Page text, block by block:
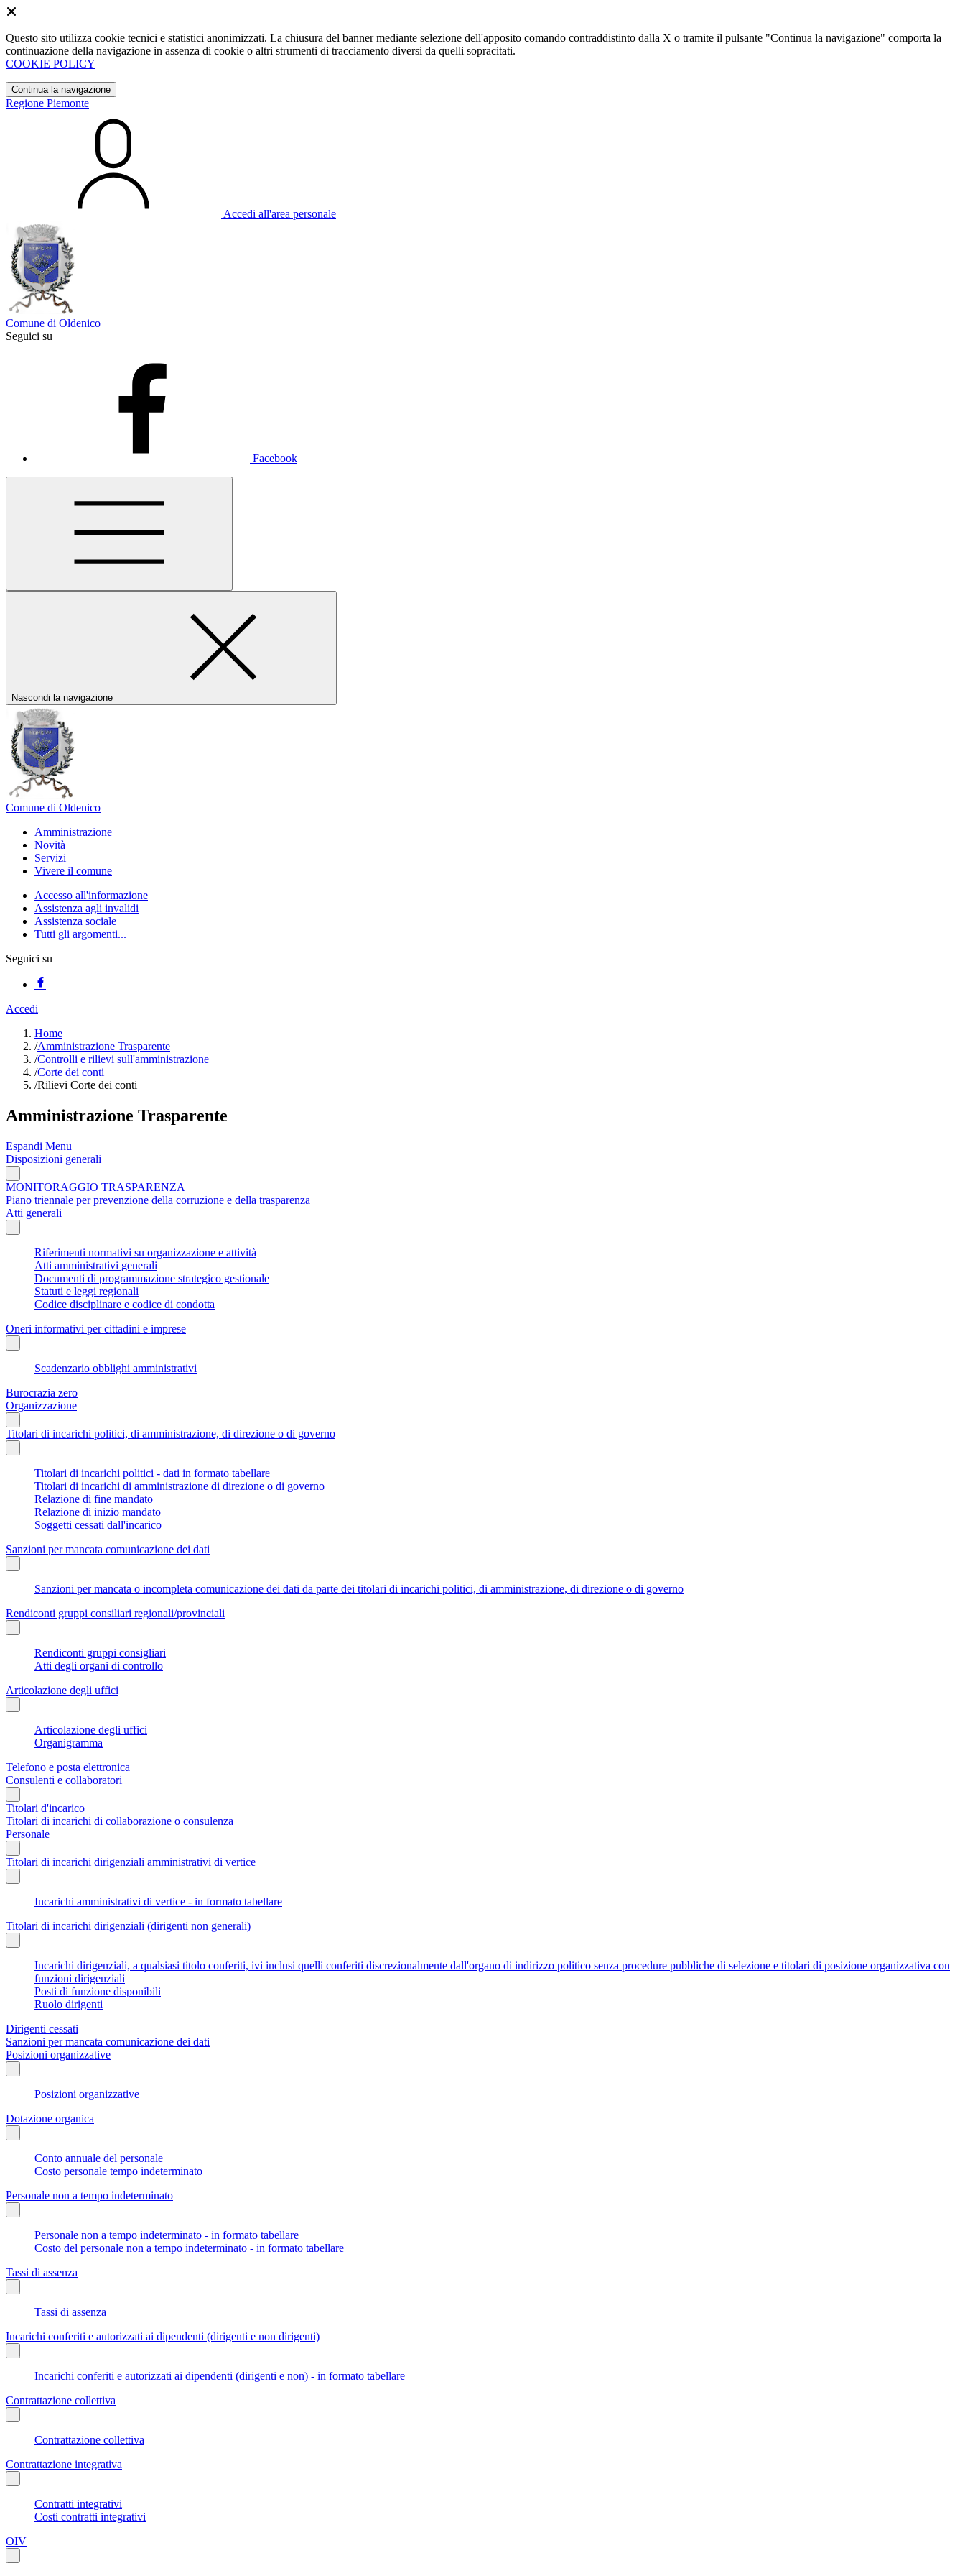
Questo sito utilizza cookie tecnici e statistici anonimizzati. La chiusura del banner mediante selezione dell'apposito comando contraddistinto dalla X o tramite il pulsante "Continua la navigazione" comporta la
continuazione della navigazione in assenza di cookie o altri strumenti di tracciamento diversi da quelli sopracitati.
COOKIE POLICY
Continua la navigazione
Regione Piemonte
Accedi all'area personale
Comune di Oldenico
Seguici su
Facebook
Nascondi la navigazione
Comune di Oldenico
Amministrazione
Novità
Servizi
Vivere il comune
Accesso all'informazione
Assistenza agli invalidi
Assistenza sociale
Tutti gli argomenti...
Seguici su
Accedi
Home
/Amministrazione Trasparente
/Controlli e rilievi sull'amministrazione
/Corte dei conti
/Rilievi Corte dei conti
Amministrazione Trasparente
Espandi Menu
Disposizioni generali
MONITORAGGIO TRASPARENZA
Piano triennale per prevenzione della corruzione e della trasparenza
Atti generali
Riferimenti normativi su organizzazione e attività
Atti amministrativi generali
Documenti di programmazione strategico gestionale
Statuti e leggi regionali
Codice disciplinare e codice di condotta
Oneri informativi per cittadini e imprese
Scadenzario obblighi amministrativi
Burocrazia zero
Organizzazione
Titolari di incarichi politici, di amministrazione, di direzione o di governo
Titolari di incarichi politici - dati in formato tabellare
Titolari di incarichi di amministrazione di direzione o di governo
Relazione di fine mandato
Relazione di inizio mandato
Soggetti cessati dall'incarico
Sanzioni per mancata comunicazione dei dati
Sanzioni per mancata o incompleta comunicazione dei dati da parte dei titolari di incarichi politici, di amministrazione, di direzione o di governo
Rendiconti gruppi consiliari regionali/provinciali
Rendiconti gruppi consigliari
Atti degli organi di controllo
Articolazione degli uffici
Articolazione degli uffici
Organigramma
Telefono e posta elettronica
Consulenti e collaboratori
Titolari d'incarico
Titolari di incarichi di collaborazione o consulenza
Personale
Titolari di incarichi dirigenziali amministrativi di vertice
Incarichi amministrativi di vertice - in formato tabellare
Titolari di incarichi dirigenziali (dirigenti non generali)
Incarichi dirigenziali, a qualsiasi titolo conferiti, ivi inclusi quelli conferiti discrezionalmente dall'organo di indirizzo politico senza procedure pubbliche di selezione e titolari di posizione organizzativa con
funzioni dirigenziali
Posti di funzione disponibili
Ruolo dirigenti
Dirigenti cessati
Sanzioni per mancata comunicazione dei dati
Posizioni organizzative
Posizioni organizzative
Dotazione organica
Conto annuale del personale
Costo personale tempo indeterminato
Personale non a tempo indeterminato
Personale non a tempo indeterminato - in formato tabellare
Costo del personale non a tempo indeterminato - in formato tabellare
Tassi di assenza
Tassi di assenza
Incarichi conferiti e autorizzati ai dipendenti (dirigenti e non dirigenti)
Incarichi conferiti e autorizzati ai dipendenti (dirigenti e non) - in formato tabellare
Contrattazione collettiva
Contrattazione collettiva
Contrattazione integrativa
Contratti integrativi
Costi contratti integrativi
OIV